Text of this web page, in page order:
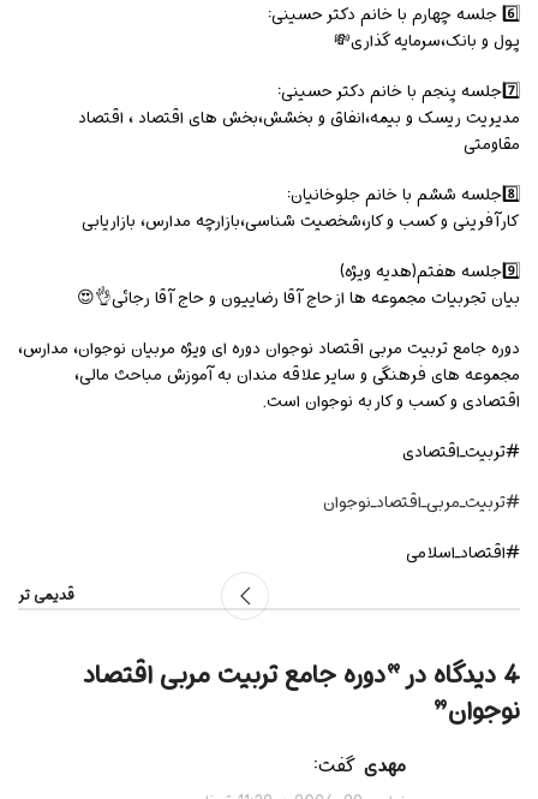
6️⃣ جلسه چهارم با خانم دکتر حسینی:
پول و بانک،سرمایه گذاری💸
7️⃣جلسه پنجم با خانم دکتر حسینی:
مدیریت ریسک و بیمه،انفاق و بخشش،بخش های اقتصاد ، اقتصاد
مقاومتی
8️⃣جلسه ششم با خانم جلوخانیان:
کارآفرینی و کسب و کار،شخصیت شناسی،بازارچه مدارس، بازاریابی
9️⃣جلسه هفتم(هدیه ویژه)
بیان تجربیات مجموعه ها از حاج آقا رضاییون و حاج آقا رجائی👌😍
دوره جامع تربیت مربی اقتصاد نوجوان دوره ای ویژه مربیان نوجوان، مدارس،
مجموعه های فرهنگی و سایر علاقه مندان به آموزش مباحث مالی،
اقتصادی و کسب و کار به نوجوان است.
#تربیت_اقتصادی
#تربیت_مربی_اقتصاد_نوجوان
#اقتصاد_اسلامی
قدیمی تر
4 دیدگاه در “
دوره جامع تربیت مربی اقتصاد
نوجوان”
مهدی گفت: